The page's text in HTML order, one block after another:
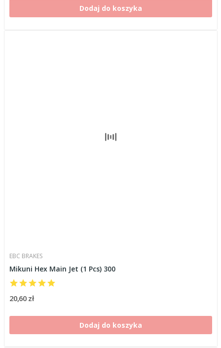
Dodaj do koszyka
EBC BRAKES
Mikuni Hex Main Jet (1 Pcs) 300
20,60 zł
Dodaj do koszyka